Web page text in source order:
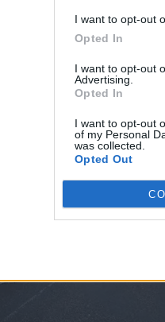
I want to opt-out
Opted In
I want to opt-out
Advertising.
Opted In
I want to opt-out
of my Personal
was collected.
Opted Out
avis Gå til arkivet